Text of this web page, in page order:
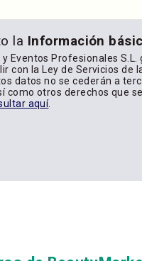
la Información
Eventos Profesionales
con la Ley de Servicios
datos no se cederán a
como otros derechos que
aquí.